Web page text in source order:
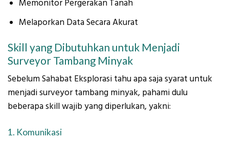
Memonitor Pergerakan Tanah
Melaporkan Data Secara Akurat
Skill yang Dibutuhkan untuk Menjadi
Surveyor Tambang Minyak
Sebelum Sahabat Eksplorasi tahu apa saja syarat untuk
menjadi surveyor tambang minyak, pahami dulu
beberapa skill wajib yang diperlukan, yakni:
1. Komunikasi